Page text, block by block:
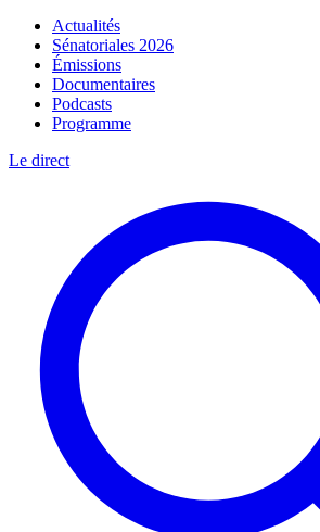
Actualités
Sénatoriales 2026
Émissions
Documentaires
Podcasts
Programme
Le direct